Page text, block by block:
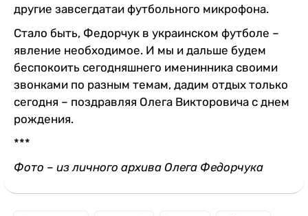
другие завсегдатаи футбольного микрофона.
Стало быть, Федорчук в украинском футболе –
явление необходимое. И мы и дальше будем
беспокоить сегодняшнего именинника своими
звонками по разным темам, дадим отдых только
сегодня – поздравляя Олега Викторовича с днем
рождения.
***
Фото – из личного архива Олега Федорчука